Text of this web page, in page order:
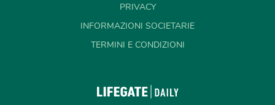
PRIVACY
INFORMAZIONI SOCIETARIE
TERMINI E CONDIZIONI